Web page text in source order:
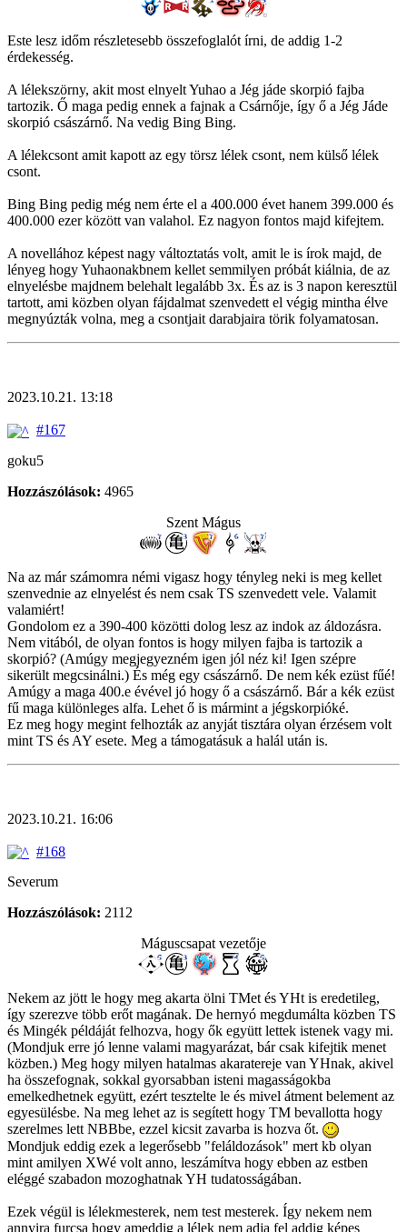
Este lesz időm részletesebb összefoglalót írni, de addig 1-2
érdekesség.
A lélekszörny, akit most elnyelt Yuhao a Jég jáde skorpió fajba
tartozik. Ő maga pedig ennek a fajnak a Csárnője, így ő a Jég Jáde
skorpió császárnő. Na vedig Bing Bing.
A lélekcsont amit kapott az egy törsz lélek csont, nem külső lélek
csont.
Bing Bing pedig még nem érte el a 400.000 évet hanem 399.000 és
400.000 ezer között van valahol. Ez nagyon fontos majd kifejtem.
A novellához képest nagy változtatás volt, amit le is írok majd, de
lényeg hogy Yuhaonakbnem kellet semmilyen próbát kiálnia, de az
elnyelésbe majdnem belehalt legalább 3x. És az is 3 napon keresztül
tartott, ami közben olyan fájdalmat szenvedett el végig mintha élve
megnyúzták volna, meg a csontjait darabjaira törik folyamatosan.
2023.10.21. 13:18
#167
goku5
Hozzászólások: 4965
Szent Mágus
Na az már számomra némi vigasz hogy tényleg neki is meg kellet
szenvednie az elnyelést és nem csak TS szenvedett vele. Valamit
valamiért!
Gondolom ez a 390-400 közötti dolog lesz az indok az áldozásra.
Nem vitából, de olyan fontos is hogy milyen fajba is tartozik a
skorpió? (Amúgy megjegyezném igen jól néz ki! Igen szépre
sikerült megcsinálni.) És még egy császárnő. De nem kék ezüst fűé!
Amúgy a maga 400.e évével jó hogy ő a császárnő. Bár a kék ezüst
fű maga különleges alfa. Lehet ő is mármint a jégskorpióké.
Ez meg hogy megint felhozták az anyját tisztára olyan érzésem volt
mint TS és AY esete. Meg a támogatásuk a halál után is.
2023.10.21. 16:06
#168
Severum
Hozzászólások: 2112
Máguscsapat vezetője
Nekem az jött le hogy meg akarta ölni TMet és YHt is eredetileg,
így szerezve több erőt magának. De hernyó megdumálta közben TS
és Mingék példáját felhozva, hogy ők együtt lettek istenek vagy mi.
(Mondjuk erre jó lenne valami magyarázat, bár csak kifejtik menet
közben.) Meg hogy milyen hatalmas akaratereje van YHnak, akivel
ha összefognak, sokkal gyorsabban isteni magasságokba
emelkedhetnek együtt, ezért tesztelte le és mivel átment belement az
egyesülésbe. Na meg lehet az is segített hogy TM bevallotta hogy
szerelmes lett NBBbe, ezzel kicsit zavarba is hozva őt.
Mondjuk eddig ezek a legerősebb "feláldozások" mert kb olyan
mint amilyen XWé volt anno, leszámítva hogy ebben az estben
eléggé szabadon mozoghatnak YH tudatosságában.
Ezek végül is lélekmesterek, nem test mesterek. Így nekem nem
annyira furcsa hogy ameddig a lélek nem adja fel addig képes